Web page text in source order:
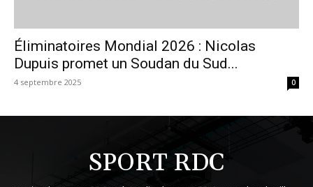
Éliminatoires Mondial 2026 : Nicolas
Dupuis promet un Soudan du Sud...
4 septembre 2025 0
SPORT RDC